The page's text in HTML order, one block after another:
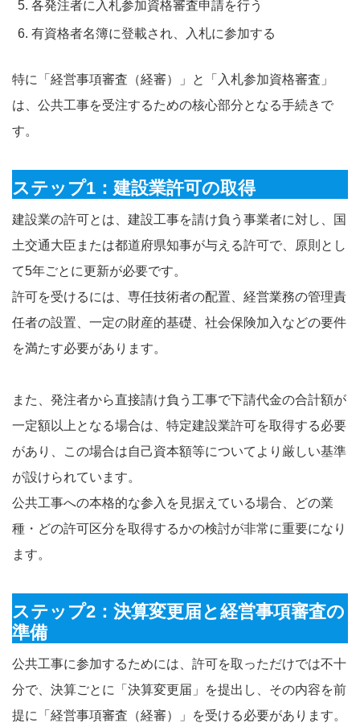
各発注者に入札参加資格審査申請を行う
有資格者名簿に登載され、入札に参加する
特に「経営事項審査（経審）」と「入札参加資格審査」
は、公共工事を受注するための核心部分となる手続きで
す。
ステップ1：建設業許可の取得
建設業の許可とは、建設工事を請け負う事業者に対し、国
土交通大臣または都道府県知事が与える許可で、原則とし
て5年ごとに更新が必要です。
許可を受けるには、専任技術者の配置、経営業務の管理責
任者の設置、一定の財産的基礎、社会保険加入などの要件
を満たす必要があります。
また、発注者から直接請け負う工事で下請代金の合計額が
一定額以上となる場合は、特定建設業許可を取得する必要
があり、この場合は自己資本額等についてより厳しい基準
が設けられています。
公共工事への本格的な参入を見据えている場合、どの業
種・どの許可区分を取得するかの検討が非常に重要になり
ます。
ステップ2：決算変更届と経営事項審査の
準備
公共工事に参加するためには、許可を取っただけでは不十
分で、決算ごとに「決算変更届」を提出し、その内容を前
提に「経営事項審査（経審）」を受ける必要があります。